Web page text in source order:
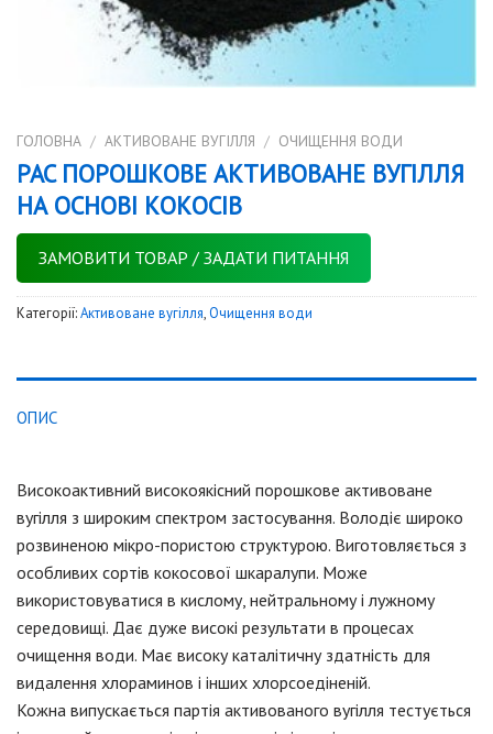
ГОЛОВНА / АКТИВОВАНЕ ВУГІЛЛЯ / ОЧИЩЕННЯ ВОДИ
PAC ПОРОШКОВЕ АКТИВОВАНЕ ВУГІЛЛЯ
НА ОСНОВІ КОКОCIВ
ЗАМОВИТИ ТОВАР / ЗАДАТИ ПИТАННЯ
Категорії:Активоване вугілля,Очищення води
ОПИС
Високоактивний високоякісний порошкове активоване
вугілля з широким спектром застосування. Володіє широко
розвиненою мікро-пористою структурою. Виготовляється з
особливих сортів кокосової шкаралупи. Може
використовуватися в кислому, нейтральному і лужному
середовищі. Дає дуже високі результати в процесах
очищення води. Має високу каталітичну здатність для
видалення хлораминов і інших хлорсоедіненій.
Кожна випускається партія активованого вугілля тестується